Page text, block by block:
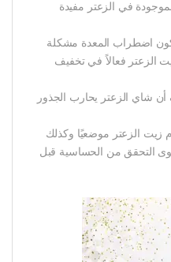
في الزعتر مفيدة
اضطراب المعدة مشكلة
الزعتر فعالاً في تخفيف
شاي الزعتر يحارب الجذور
زيت الزعتر موضعيًا وكذلك
التحقق من الحساسية قبل